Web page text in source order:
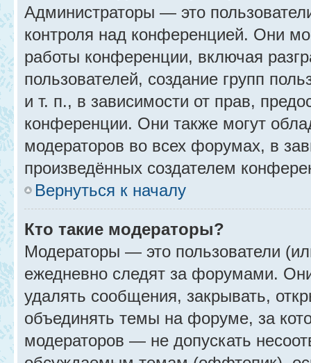
Администраторы — это
контроля над конференцией. Они
работы конференции, включая
пользователей, создание групп
и т. п., в зависимости от прав,
конференции. Они также могут
модераторов во всех форумах, в
произведённых создателем
Вернуться к началу
Кто такие модераторы?
Модераторы — это пользователи
ежедневно следят за форумами.
удалять сообщения, закрывать,
объединять темы на форуме, за
модераторов — не допускать